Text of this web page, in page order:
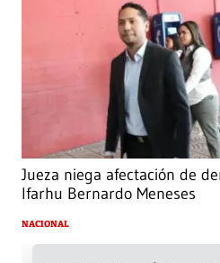
Jueza niega afectación de
Ifarhu Bernardo Meneses
NACIONAL